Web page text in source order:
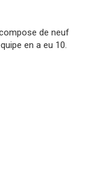
de neuf
en a eu 10.